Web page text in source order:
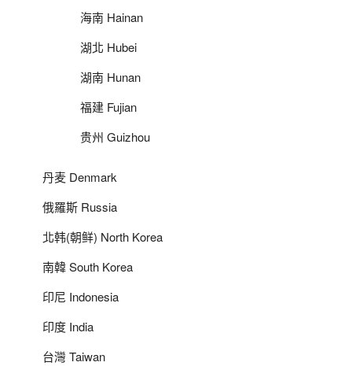
海南 Hainan
湖北 Hubei
湖南 Hunan
福建 Fujian
贵州 Guizhou
丹麦 Denmark
俄羅斯 Russia
北韩(朝鲜) North Korea
南韓 South Korea
印尼 Indonesia
印度 India
台灣 Taiwan